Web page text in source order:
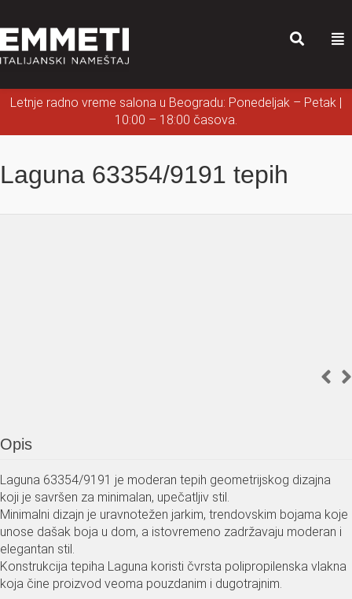
Letnje radno vreme salona u Beogradu: Ponedeljak – Petak |
10:00 – 18:00 časova.
Laguna 63354/9191 tepih
Opis
Laguna 63354/9191 je moderan tepih geometrijskog dizajna
koji je savršen za minimalan, upečatljiv stil.
Minimalni dizajn je uravnotežen jarkim, trendovskim bojama koje
unose dašak boja u dom, a istovremeno zadržavaju moderan i
elegantan stil.
Konstrukcija tepiha Laguna koristi čvrsta polipropilenska vlakna
koja čine proizvod veoma pouzdanim i dugotrajnim.